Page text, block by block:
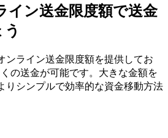
イン送金限度額で送金
ンライン送金限度額を提供してお
の送金が可能です。大きな金額を
りシンプルで効率的な資金移動方法